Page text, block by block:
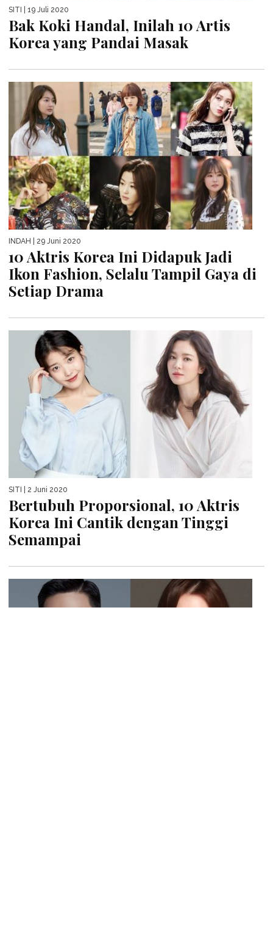
SITI | 19 Juli 2020
Bak Koki Handal, Inilah 10 Artis
Korea yang Pandai Masak
INDAH | 29 Juni 2020
10 Aktris Korea Ini Didapuk Jadi
Ikon Fashion, Selalu Tampil Gaya di
Setiap Drama
SITI | 2 Juni 2020
Bertubuh Proporsional, 10 Aktris
Korea Ini Cantik dengan Tinggi
Semampai